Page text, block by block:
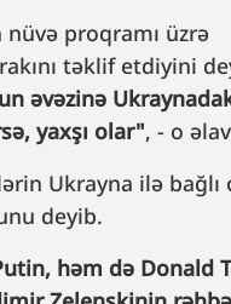
nüvə proqramı üzrə
təklif etdiyini
əvəzinə
yaxşı olar", - o
Ukrayna ilə bağlı
deyib.
həm də Donald